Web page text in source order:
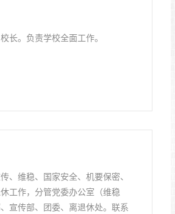
长。负责学校全面工作。
、维稳、国家安全、机要保密、
工作，分管党委办公室（维稳
宣传部、团委、离退休处。联系